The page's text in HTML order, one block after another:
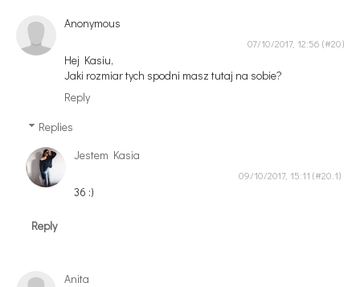
Anonymous
07/10/2017, 12:56
Hej Kasiu,
Jaki rozmiar tych spodni masz tutaj na sobie?
Reply
Replies
Jestem Kasia
09/10/2017, 15:11
36 :)
Reply
Anita